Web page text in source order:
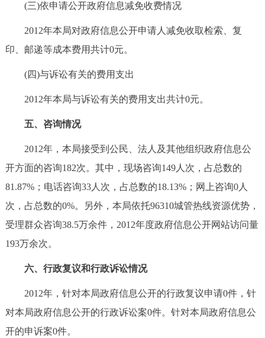
(三)依申请公开政府信息减免收费情况
2012年本局对政府信息公开申请人减免收取检索、复
印、邮递等成本费用共计0元。
(四)与诉讼有关的费用支出
2012年本局与诉讼有关的费用支出共计0元。
五、咨询情况
2012年，本局接受到公民、法人及其他组织政府信息公
开方面的咨询182次。其中，现场咨询149人次，占总数的
81.87%；电话咨询33人次，占总数的18.13%；网上咨询0人
次，占总数的0%。另外，本局依托96310城管热线资源优势，
受理群众咨询38.5万余件，2012年度政府信息公开网站访问量
193万余次。
六、行政复议和行政诉讼情况
2012年，针对本局政府信息公开的行政复议申请0件，针
对本局政府信息公开的行政诉讼案0件。针对本局政府信息公
开的申诉案0件。